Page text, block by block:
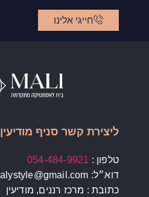
חייגי אלינו
ליצירת קשר סניף מודיעין
טלפון : 054-484-9921
דוא״ל: malystyle@gmail.com
כתובת : מרכז רננים, מודיעין